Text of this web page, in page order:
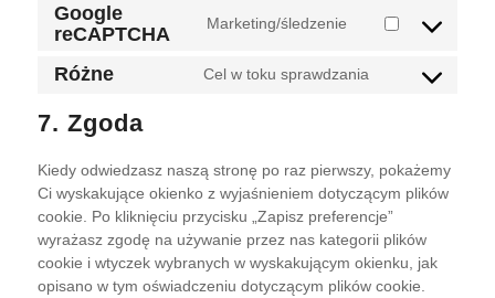
service
Google
reCAPTCHA
Marketing/śledzenie
Consent
service
Różne Cel w toku sprawdzania
Consent
7. Zgoda
Kiedy odwiedzasz naszą stronę po raz pierwszy, pokażemy
Ci wyskakujące okienko z wyjaśnieniem dotyczącym plików
cookie. Po kliknięciu przycisku „Zapisz preferencje”
wyrażasz zgodę na używanie przez nas kategorii plików
cookie i wtyczek wybranych w wyskakującym okienku, jak
opisano w tym oświadczeniu dotyczącym plików cookie.